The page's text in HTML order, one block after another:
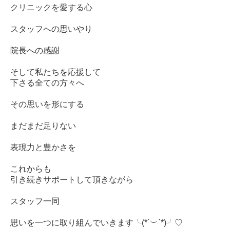
クリニックを愛する心
スタッフへの思いやり
院長への感謝
そして私たちを応援して
下さる全ての方々へ
その思いを形にする
まだまだ足りない
表現力と豊かさを
これからも
引き続きサポートして頂きながら
スタッフ一同
思いを一つに取り組んでいきます╰(*´︶`*)╯♡